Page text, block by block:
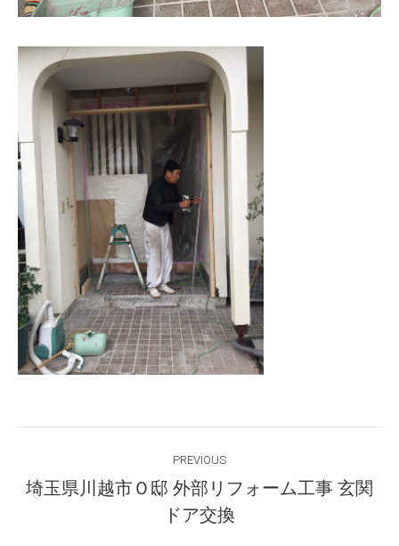
navigation
PREVIOUS
Previous
post:
埼玉県川越市Ｏ邸 外部リフォーム工事 玄関
ドア交換